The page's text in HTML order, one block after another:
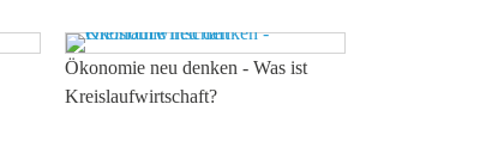
Ökonomie neu denken - Was ist
Kreislaufwirtschaft?